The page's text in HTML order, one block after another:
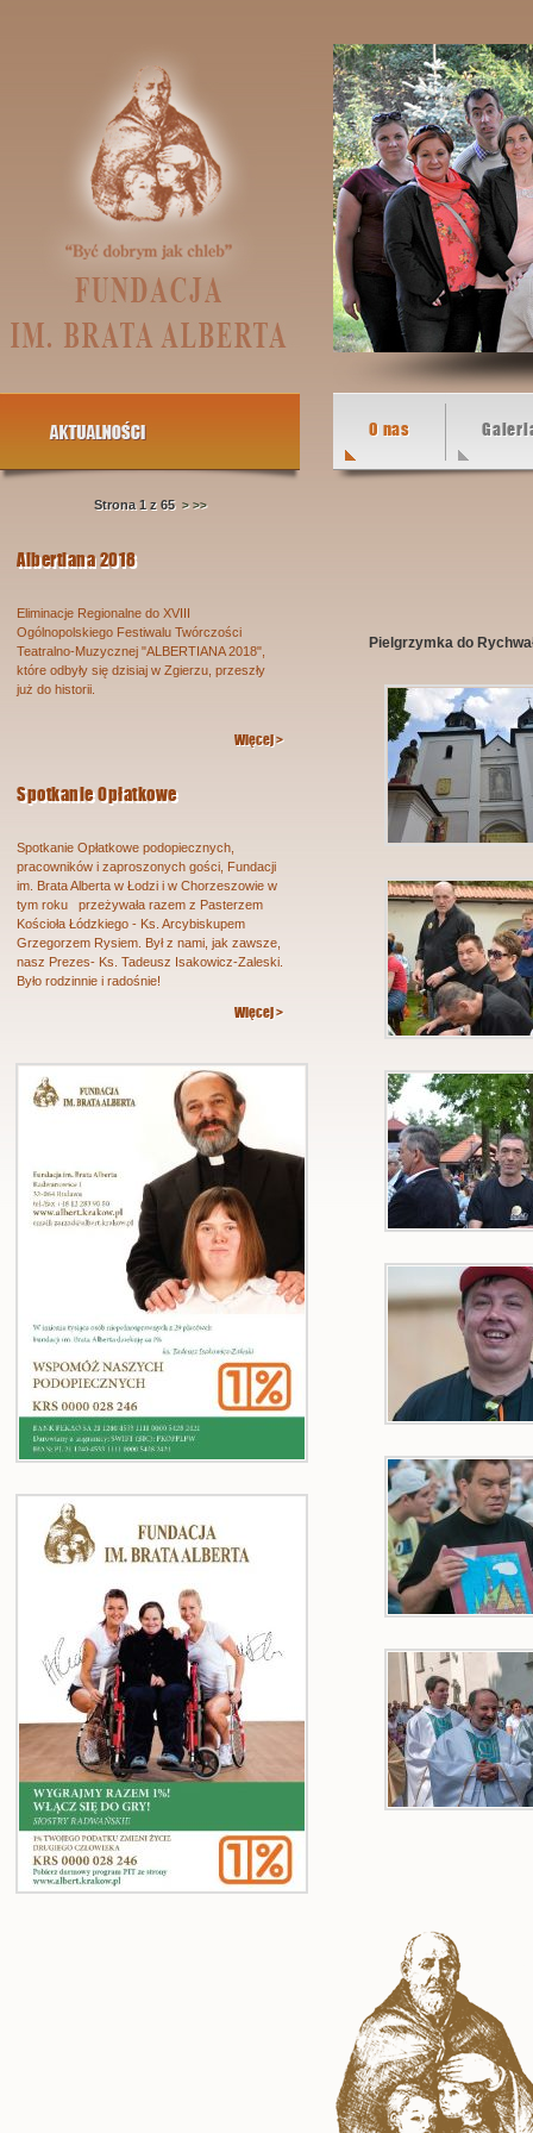
Strona 1 z 65 > >>
Albertiana 2018
Eliminacje Regionalne do XVIII
Ogólnopolskiego Festiwalu Twórczości
Teatralno-Muzycznej "ALBERTIANA 2018",
które odbyły się dzisiaj w Zgierzu, przeszły
już do historii.
Więcej >
Spotkanie Opłatkowe
Spotkanie Opłatkowe podopiecznych,
pracowników i zaproszonych gości, Fundacji
im. Brata Alberta w Łodzi i w Chorzeszowie w
tym roku przeżywała razem z Pasterzem
Kościoła Łódzkiego - Ks. Arcybiskupem
Grzegorzem Rysiem. Był z nami, jak zawsze,
nasz Prezes- Ks. Tadeusz Isakowicz-Zaleski.
Było rodzinnie i radośnie!
Więcej >
O nas
Pielgrzymka do